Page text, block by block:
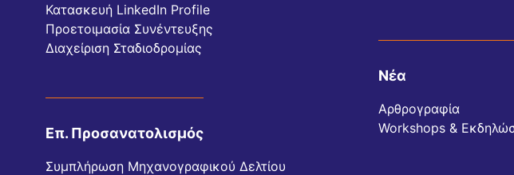
Κατασκευή LinkedIn Profile
Προετοιμασία Συνέντευξης
Διαχείριση Σταδιοδρομίας
Επ. Προσανατολισμός
Συμπλήρωση Μηχανογραφικού Δελτίου
Νέα
Αρθρογραφία
Workshops &